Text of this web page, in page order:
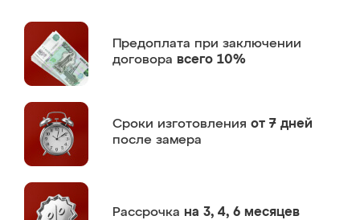
Предоплата при заключении
договора всего 10%
Сроки изготовления от 7 дней
после замера
Рассрочка на 3, 4, 6 месяцев